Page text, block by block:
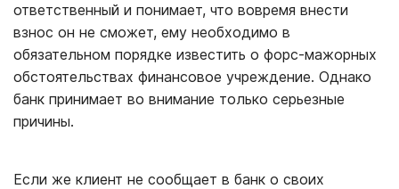
ответственный и понимает, что вовремя внести
взнос он не сможет, ему необходимо в
обязательном порядке известить о форс-мажорных
обстоятельствах финансовое учреждение. Однако
банк принимает во внимание только серьезные
причины.
Если же клиент не сообщает в банк о своих